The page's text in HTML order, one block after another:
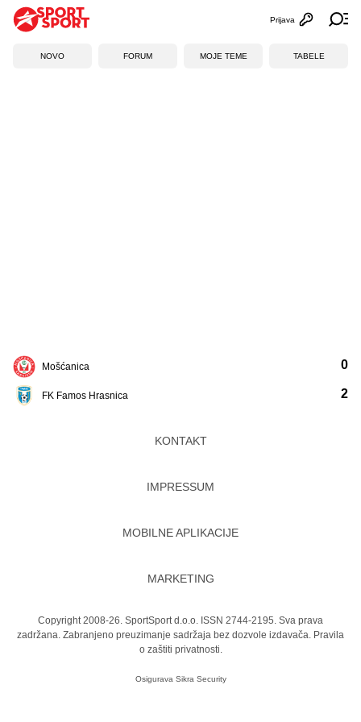
Otvori
Prijava
NOVO FORUM MOJE TEME TABELE
Mošćanica
FK Famos Hrasnica
0
2
KONTAKT
IMPRESSUM
MOBILNE APLIKACIJE
MARKETING
Copyright 2008-26. SportSport d.o.o. ISSN 2744-2195. Sva prava
zadržana. Zabranjeno preuzimanje sadržaja bez dozvole izdavača. Pravila
o zaštiti privatnosti.
Osigurava Sikra Security